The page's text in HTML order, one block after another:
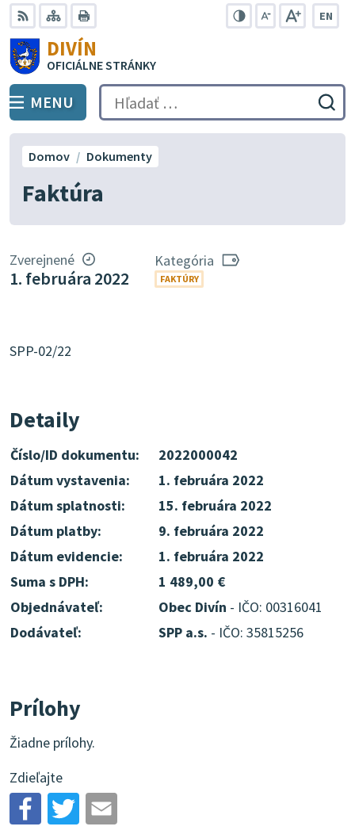
Preskočiť
na
obsah
RSS Mapa
EN
DIVÍN
OFICIÁLNE STRÁNKY
PREPNÚŤ
MENU Hľadať:
Faktúra
Domov Dokumenty
Zverejnené
1. februára 2022
Kategória
FAKTÚRY
SPP-02/22
Detaily
Číslo/ID dokumentu:
2022000042
Dátum vystavenia:
1. februára 2022
Dátum splatnosti:
15. februára 2022
Dátum platby:
9. februára 2022
Dátum evidencie:
1. februára 2022
Suma s DPH:
1 489,00 €
Objednávateľ:
Obec Divín - IČO: 00316041
Dodávateľ:
SPP a.s. - IČO: 35815256
Prílohy
Žiadne prílohy.
Zdieľajte